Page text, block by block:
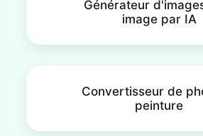
Générateur
image par IA
Convertisseur de
peinture